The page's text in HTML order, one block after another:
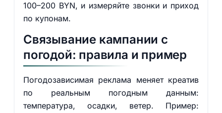
100–200 BYN, и измеряйте звонки и приход
по купонам.
Связывание кампании с
погодой: правила и пример
Погодозависимая реклама меняет креатив
по реальным погодным данным:
температура, осадки, ветер. Пример: